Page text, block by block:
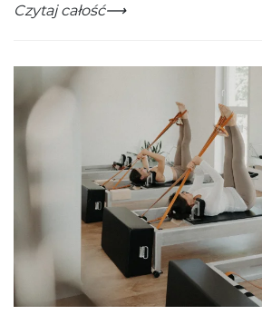
Trening indywidualny. Dlaczego
-Czytaj całość